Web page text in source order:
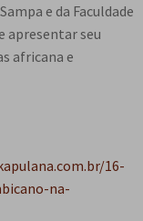
e da Faculdade
apresentar seu
africana e
16-
na-